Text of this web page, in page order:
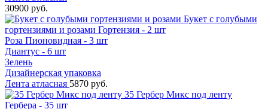
30900 руб.
Букет с голубыми
гортензиями и розами Гортензия - 2 шт
Роза Пионовидная - 3 шт
Диантус - 6 шт
Зелень
Дизайнерская упаковка
Лента атласная 5870 руб.
35 Гербер Микс под ленту
Гербера - 35 шт